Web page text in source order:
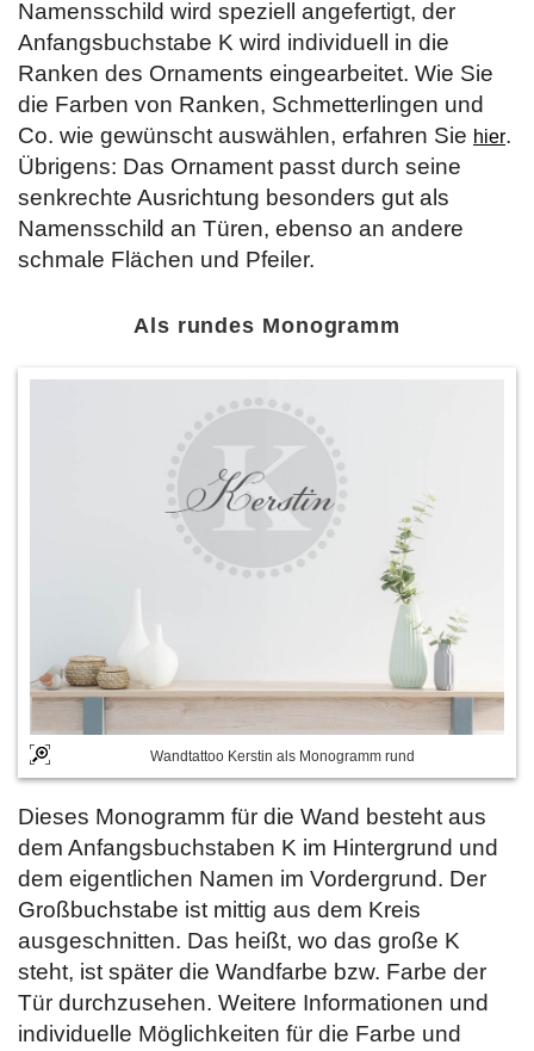
Namensschild wird speziell angefertigt, der
Anfangsbuchstabe K wird individuell in die
Ranken des Ornaments eingearbeitet. Wie Sie
die Farben von Ranken, Schmetterlingen und
Co. wie gewünscht auswählen, erfahren Sie hier.
Übrigens: Das Ornament passt durch seine
senkrechte Ausrichtung besonders gut als
Namensschild an Türen, ebenso an andere
schmale Flächen und Pfeiler.
Als rundes Monogramm
Wandtattoo Kerstin als Monogramm rund
Dieses Monogramm für die Wand besteht aus
dem Anfangsbuchstaben K im Hintergrund und
dem eigentlichen Namen im Vordergrund. Der
Großbuchstabe ist mittig aus dem Kreis
ausgeschnitten. Das heißt, wo das große K
steht, ist später die Wandfarbe bzw. Farbe der
Tür durchzusehen. Weitere Informationen und
individuelle Möglichkeiten für die Farbe und